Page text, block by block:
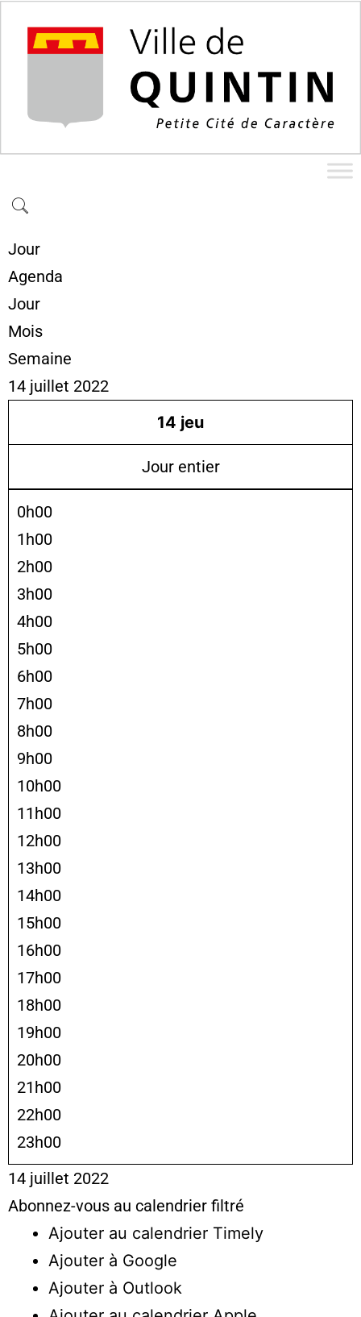
Jour
Agenda
Jour
Mois
Semaine
14 juillet 2022
14 jeu
Jour entier
0h00
1h00
2h00
3h00
4h00
5h00
6h00
7h00
8h00
9h00
10h00
11h00
12h00
13h00
14h00
15h00
16h00
17h00
18h00
19h00
20h00
21h00
22h00
23h00
14 juillet 2022
Abonnez-vous au calendrier filtré
Ajouter au calendrier Timely
Ajouter à Google
Ajouter à Outlook